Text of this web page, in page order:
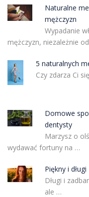
Naturalne
mężczyzn
Wypadanie
mężczyzn, niezależnie
5 naturalnych
Czy zdarza Ci
Domowe
dentysty
Marzysz o
wydawać fortuny na …
Piękny i
Długi i
ale …